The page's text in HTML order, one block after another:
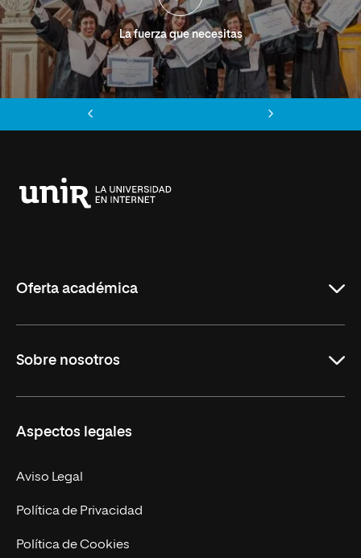
La fuerza que necesitas
Oferta académica
Másteres Oficiales
Doctorados
Experto Universitario
Postgrados
Cursos Universitarios
Sobre nosotros
Facultades
Nuestro Equipo
Trabaja en UNIR
Actualidad
Aspectos legales
Aviso Legal
Política de Privacidad
Política de Cookies